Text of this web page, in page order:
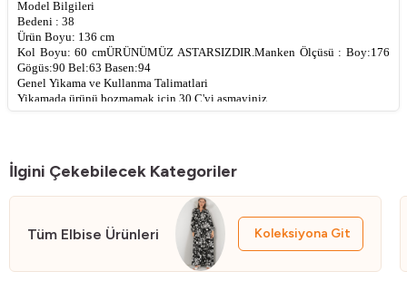
Model Bilgileri
Bedeni : 38
Ürün Boyu: 136 cm
Kol Boyu: 60 cmÜRÜNÜMÜZ ASTARSIZDIR. Manken Ölçüsü : Boy:176
Gögüs:90 Bel:63 Basen:94
Genel Yikama ve Kullanma Talimatlari
Yikamada ürünü bozmamak için 30 C'yi asmayiniz
Ürünü yikarken yikama talimatina uygun olarak yikayiniz
İlgini Çekebilecek Kategoriler
Tüm Elbise Ürünleri Koleksiyona Git